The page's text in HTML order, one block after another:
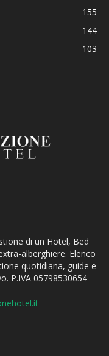
155
144
103
di un Hotel, Bed
alberghiere. Elenco
quotidiana, guide e
P.IVA 05798530654